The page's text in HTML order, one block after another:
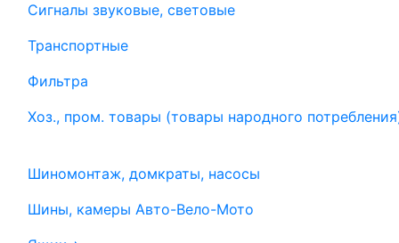
Сигналы звуковые, световые
Транспортные
Фильтра
Хоз., пром. товары (товары народного
Шиномонтаж, домкраты, насосы
Шины, камеры Авто-Вело-Мото